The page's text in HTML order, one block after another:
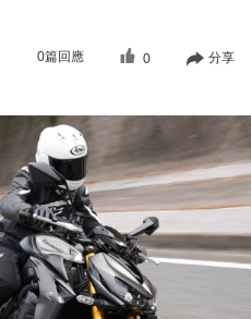
0篇回應 0 分享